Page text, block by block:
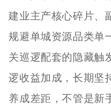
建业主产核心碎片、
规避单城资源品类单
关巡逻配套的隐藏触
逻收益加成，长期坚
养成差距，不管是新